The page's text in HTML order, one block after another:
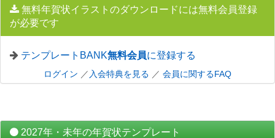
無料年賀状イラストのダウンロードには無料会員登録
が必要です
テンプレートBANK無料会員に登録する
ログイン ／ 入会特典を見る ／ 会員に関するFAQ
2027年・未年の年賀状テンプレート